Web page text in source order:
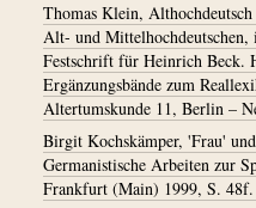
Thomas Klein,
Alt- und
Festschrift für Heinrich Beck.
Ergänzungsbände zum
Altertumskunde 11, Berlin –
Birgit Kochskämper, 'Frau'
Germanistische Arbeiten zur
Frankfurt (Main) 1999, S. 48f.